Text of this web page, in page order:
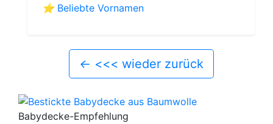
⭐Beliebte Vornamen
← <<< wieder zurück
Babydecke-Empfehlung